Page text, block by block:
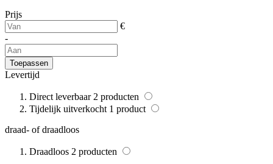
Prijs
€
-
Toepassen
Levertijd
Direct leverbaar 2 producten
Tijdelijk uitverkocht 1 product
draad- of draadloos
Draadloos 2 producten